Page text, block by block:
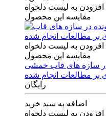
افزودن به لیست دلخواه
مقایسه این محصول
افزودن به لیست دلخواه
مقایسه این محصول
در سازه های قاب خمشی
بر مطالعات انجام شده
رایگان
اضافه به سبد خرید
افزودن به لیست دلخواه